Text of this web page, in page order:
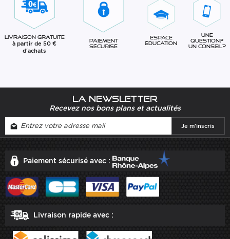
Livraison gratuite
à partir de 50 €
d'achats
Paiement
sécurisé
Espace
éducation
Une
question?
Un conseil?
La newsletter
Recevez nos bons plans et actualités
Paiement sécurisé avec :
Livraison rapide avec :